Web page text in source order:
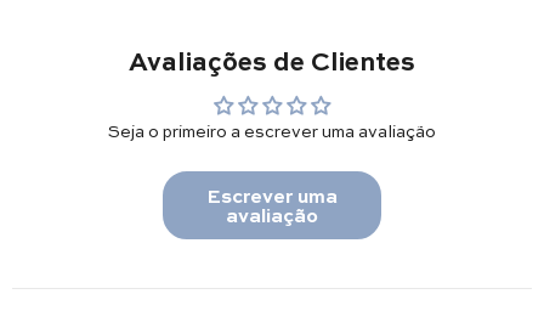
Avaliações de Clientes
Seja o primeiro a escrever uma avaliação
Escrever uma
avaliação